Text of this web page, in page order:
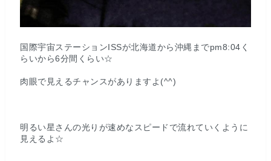
国際宇宙ステーションISSが北海道から沖縄までpm8:04く
らいから6分間くらい☆
肉眼で見えるチャンスがありますよ(^^)
明るい星さんの光りが速めなスピードで流れていくように
見えるよ☆